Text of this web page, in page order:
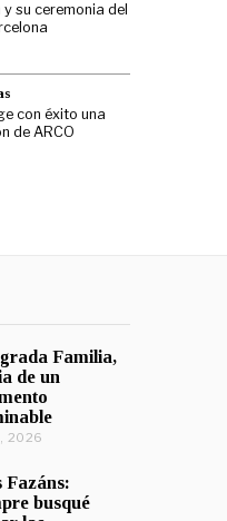
su ceremonia del
con éxito una
de ARCO
Familia,
de un
2026
Fazáns:
busqué